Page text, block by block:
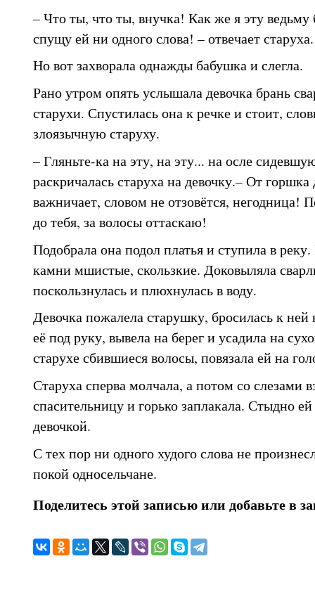
– Что ты, что ты, внучка! Как же я эту ведьму
спущу ей ни одного слова! – отвечает старуха.
Но вот захворала однажды бабушка и слегла.
Рано утром опять услышала девочка брань
старухи. Спустилась она к речке и стоит,
злоязычную старуху.
– Гляньте-ка на эту, на эту... на осле
раскричалась старуха на девочку.– От
важничает, словом не отзовётся, негодница!
до тебя, за волосы оттаскаю!
Подобрала она подол платья и ступила в реку.
камни мшистые, скользкие. Доковыляла
поскользнулась и плюхнулась в воду.
Девочка пожалела старушку, бросилась к
её под руку, вывела на берег и усадила на
старухе сбившиеся волосы, повязала ей на
Старуха сперва молчала, а потом со слезами
спасительницу и горько заплакала. Стыдно
девочкой.
С тех пор ни одного худого слова не
покой односельчане.
Поделитесь этой записью или добавьте в